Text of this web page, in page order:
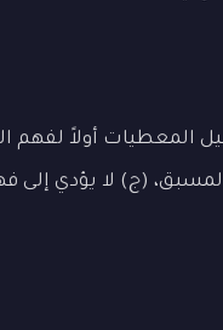
المعطيات أولاً لفهم
المسبق، (ج) لا يؤدي